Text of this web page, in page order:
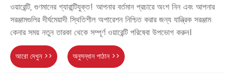
ওয়ারেন্টি, গুণমানের গ্যারান্টিযুক্ত! আপনার বর্তমান প্রচারে অংশ নিন এবং আপনার
সরঞ্জামগুলির দীর্ঘমেয়াদী স্থিতিশীল অপারেশন নিশ্চিত করার জন্য যান্ত্রিক সরঞ্জাম
কেনার সময় নতুন তারকা থেকে সম্পূর্ণ ওয়ারেন্টি পরিষেবা উপভোগ করুন।
আরো দেখুন >> অনুসন্ধান পাঠান >>